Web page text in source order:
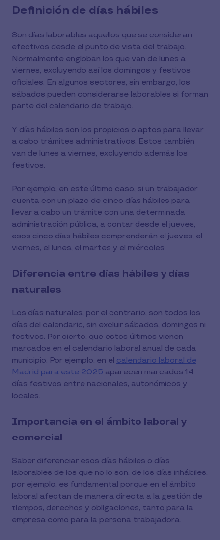
Definición de días hábiles
Son días laborables aquellos que se consideran
efectivos desde el punto de vista del trabajo.
Normalmente engloban los que van de lunes a
viernes, excluyendo así los domingos y festivos
oficiales. En algunos sectores, sin embargo, los
sábados pueden considerarse laborables si forman
parte del calendario de trabajo.
Y días hábiles son los propicios o aptos para llevar
a cabo trámites administrativos. Estos también
van de lunes a viernes, excluyendo además los
festivos.
Por ejemplo, en este último caso, si un trabajador
cuenta con un plazo de cinco días hábiles para
llevar a cabo un trámite con una determinada
administración pública, a contar desde el jueves,
esos cinco días hábiles comprenderán el jueves, el
viernes, el lunes, el martes y el miércoles.
Diferencia entre días hábiles y días
naturales
Los días naturales, por el contrario, son todos los
días del calendario, sin excluir sábados, domingos ni
festivos. Por cierto, que estos últimos vienen
marcados en el calendario laboral anual de cada
municipio. Por ejemplo, en el calendario laboral de
Madrid para este 2025 aparecen marcados 14
días festivos entre nacionales, autonómicos y
locales.
Importancia en el ámbito laboral y
comercial
Saber diferenciar esos días hábiles o días
laborables de los que no lo son, de los días inhábiles,
por ejemplo, es fundamental porque en el ámbito
laboral afectan de manera directa a la gestión de
tiempos, derechos y obligaciones, tanto para la
empresa como para la persona trabajadora.